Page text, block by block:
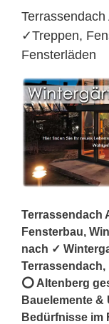
✓Treppen,
Fensterläden
Terrassendach
Fensterbau,
nach ✓
⭕ Altenberg
Bauelemente
Bedürfnisse